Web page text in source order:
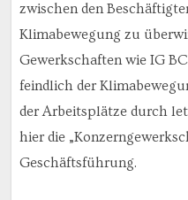
zwischen den
Klimabewegung zu
Gewerkschaften wie IG
feindlich der
der Arbeitsplätze durch
hier die
Geschäftsführung.